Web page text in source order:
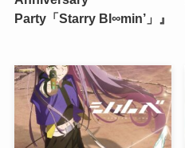
Party「Starry Bl∞min’」』